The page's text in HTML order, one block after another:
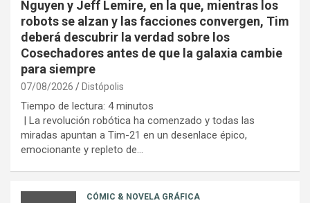
Nguyen y Jeff Lemire, en la que, mientras los
robots se alzan y las facciones convergen, Tim
deberá descubrir la verdad sobre los
Cosechadores antes de que la galaxia cambie
para siempre
07/08/2026 Distópolis
Tiempo de lectura: 4 minutos
| La revolución robótica ha comenzado y todas las
miradas apuntan a Tim-21 en un desenlace épico,
emocionante y repleto de…
CÓMIC & NOVELA GRÁFICA